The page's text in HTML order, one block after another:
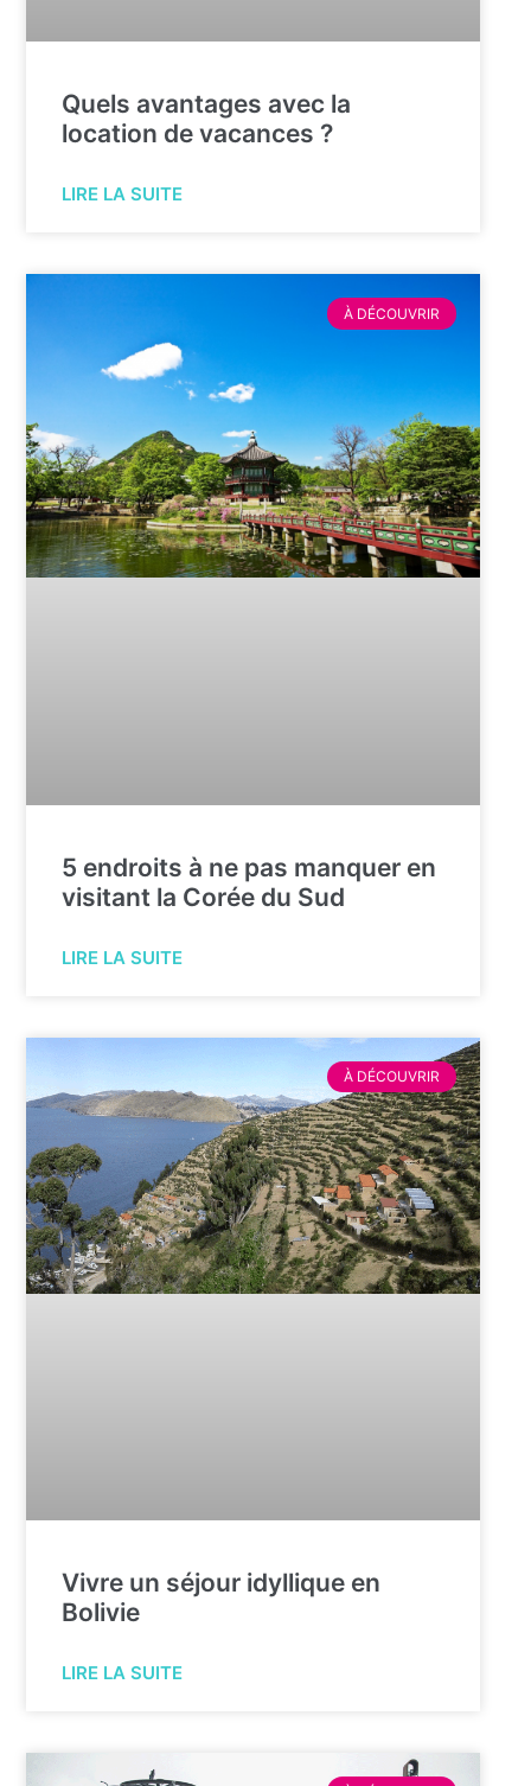
Quels avantages avec la
location de vacances ?
LIRE LA SUITE
À DÉCOUVRIR
5 endroits à ne pas manquer en
visitant la Corée du Sud
LIRE LA SUITE
À DÉCOUVRIR
Vivre un séjour idyllique en
Bolivie
LIRE LA SUITE